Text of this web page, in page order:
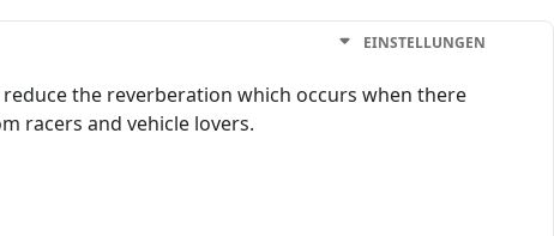
EINSTELLUNGEN
the reverberation which occurs when there
racers and vehicle lovers.